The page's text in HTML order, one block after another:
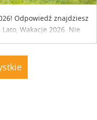
Odpowiedź znajdziesz
Wakacje 2026. Nie